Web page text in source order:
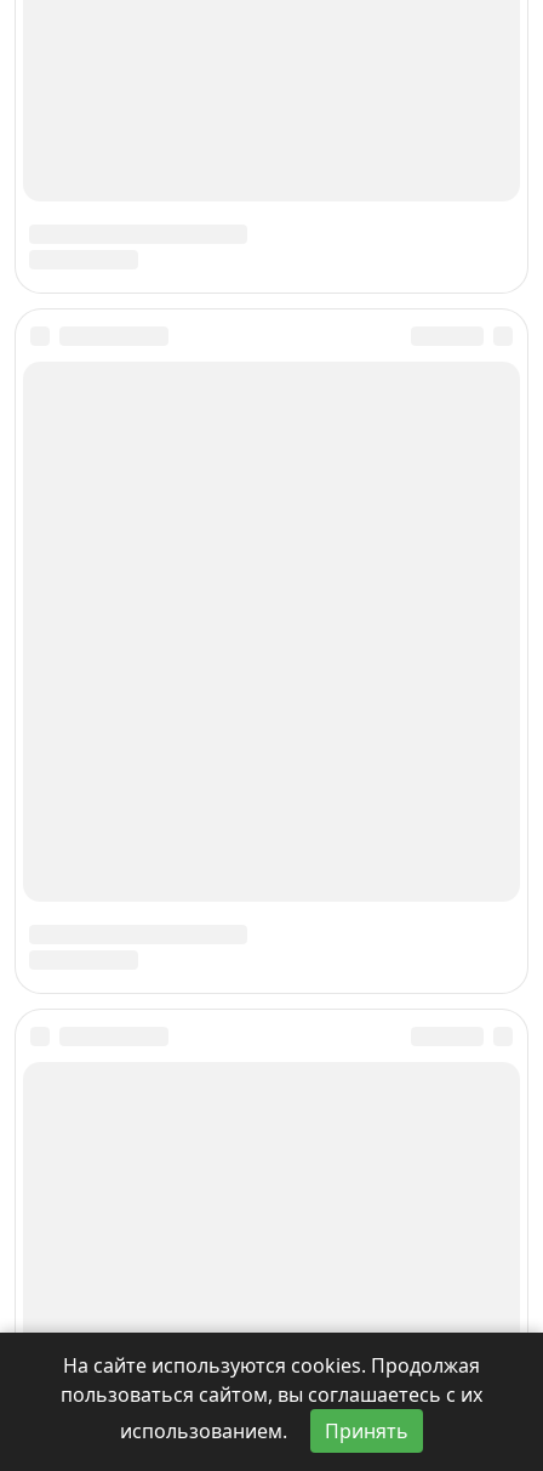
На сайте используются cookies. Продолжая
пользоваться сайтом, вы соглашаетесь с их
использованием.
Принять